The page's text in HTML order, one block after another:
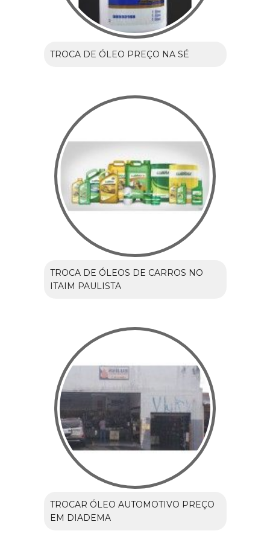
TROCA DE ÓLEO PREÇO NA SÉ
TROCA DE ÓLEOS DE CARROS NO
ITAIM PAULISTA
TROCAR ÓLEO AUTOMOTIVO PREÇO
EM DIADEMA